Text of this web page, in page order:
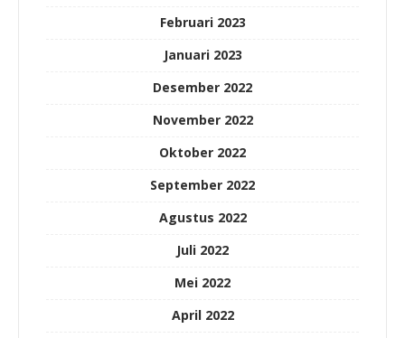
Februari 2023
Januari 2023
Desember 2022
November 2022
Oktober 2022
September 2022
Agustus 2022
Juli 2022
Mei 2022
April 2022